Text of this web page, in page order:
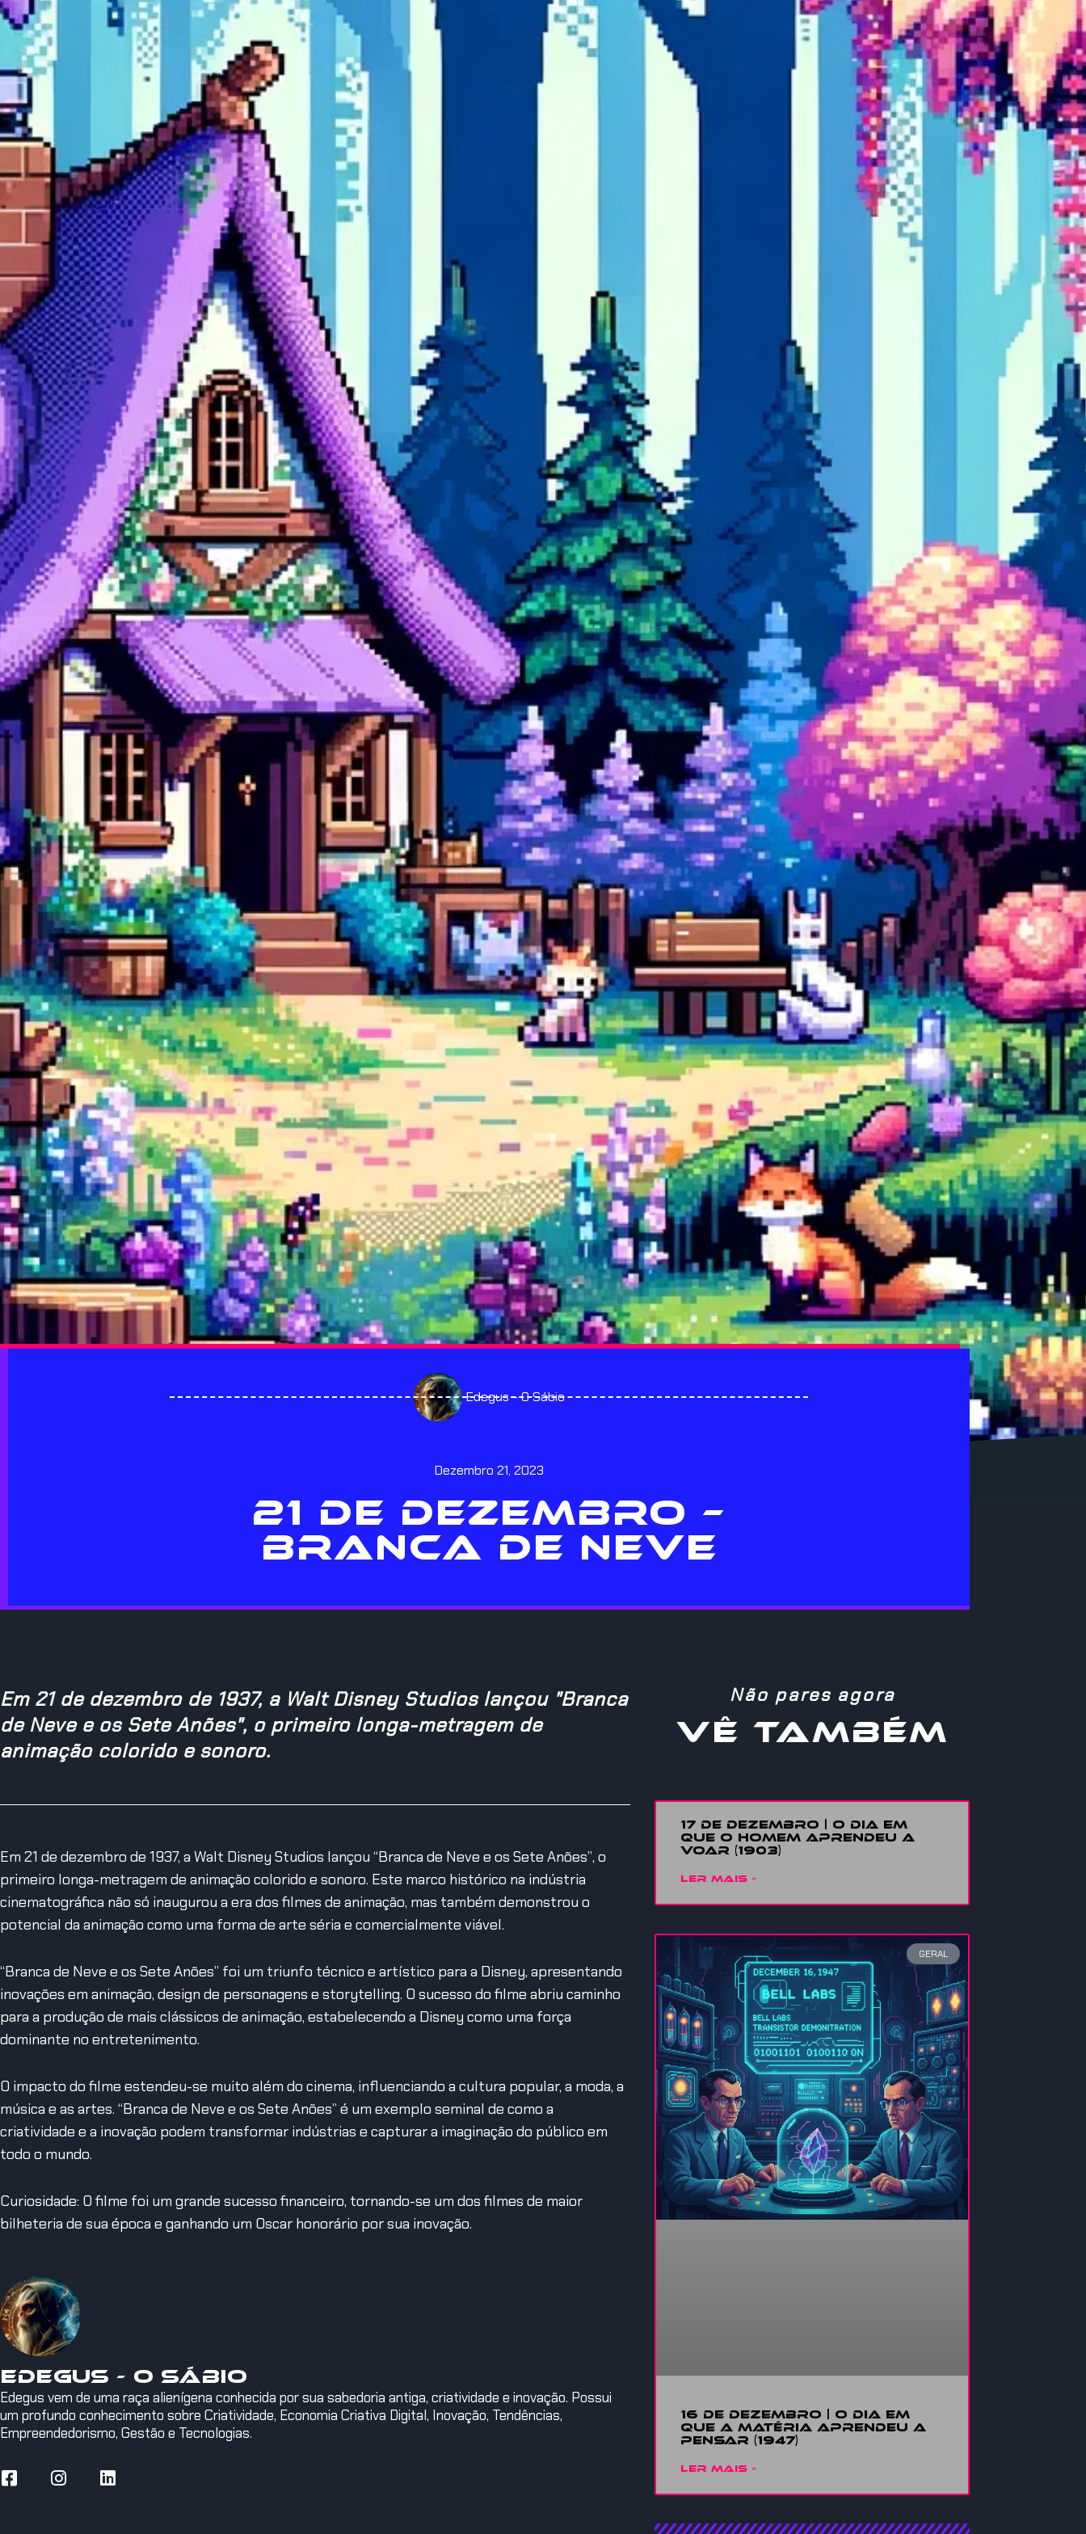
Edegus - O Sábio
Dezembro 21, 2023
21 DE DEZEMBRO –
BRANCA DE NEVE
Em 21 de dezembro de 1937, a Walt Disney Studios lançou "Branca
de Neve e os Sete Anões", o primeiro longa-metragem de
animação colorido e sonoro.
Em 21 de dezembro de 1937, a Walt Disney Studios lançou “Branca de Neve e os Sete Anões”, o
primeiro longa-metragem de animação colorido e sonoro. Este marco histórico na indústria
cinematográfica não só inaugurou a era dos filmes de animação, mas também demonstrou o
potencial da animação como uma forma de arte séria e comercialmente viável.
“Branca de Neve e os Sete Anões” foi um triunfo técnico e artístico para a Disney, apresentando
inovações em animação, design de personagens e storytelling. O sucesso do filme abriu caminho
para a produção de mais clássicos de animação, estabelecendo a Disney como uma força
dominante no entretenimento.
O impacto do filme estendeu-se muito além do cinema, influenciando a cultura popular, a moda, a
música e as artes. “Branca de Neve e os Sete Anões” é um exemplo seminal de como a
criatividade e a inovação podem transformar indústrias e capturar a imaginação do público em
todo o mundo.
Curiosidade: O filme foi um grande sucesso financeiro, tornando-se um dos filmes de maior
bilheteria de sua época e ganhando um Oscar honorário por sua inovação.
Edegus - O Sábio
Edegus vem de uma raça alienígena conhecida por sua sabedoria antiga, criatividade e inovação. Possui
um profundo conhecimento sobre Criatividade, Economia Criativa Digital, Inovação, Tendências,
Empreendedorismo, Gestão e Tecnologias.
Não pares agora
VÊ TAMBÉM
17 DE DEZEMBRO | O DIA EM
QUE O HOMEM APRENDEU A
VOAR (1903)
LER MAIS »
GERAL
16 DE DEZEMBRO | O DIA EM
QUE A MATÉRIA APRENDEU A
PENSAR (1947)
LER MAIS »